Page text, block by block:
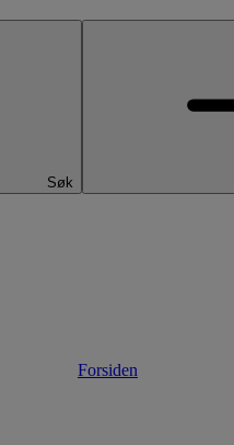
Søk
Forsiden